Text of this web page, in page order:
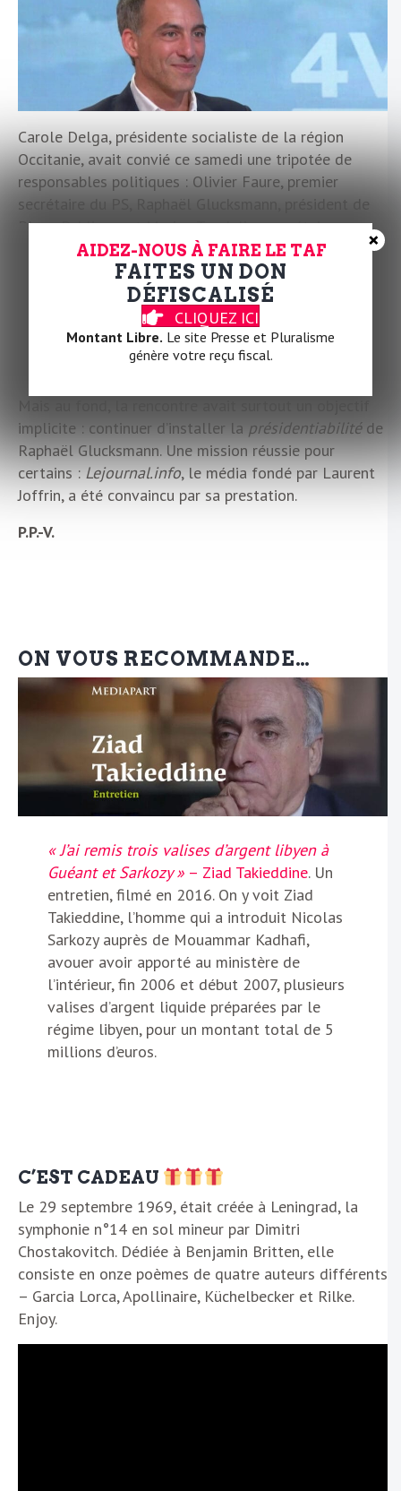
Carole Delga, présidente socialiste de la région
Occitanie, avait convié ce samedi une tripotée de
responsables politiques : Olivier Faure, premier
secrétaire du PS, Raphaël Glucksmann, président de
Place Publique, et Marine Tondelier, secrétaire
nationale des Écologistes. Une partie de la gauche
(sans LFI donc, mais aussi sans le PCF, l’Après,
Génération⋅s, Debout !…) s’est donc retrouvée… mais
pas vraiment réunie. Car si Glucksmann et Delga
persistent à voir en Jean-Luc Mélenchon un obstacle
électoral, Tondelier, elle, rappelle qu’à l’heure où
implicite : continuer d’installer la présidentiabilitéde
Raphaël Glucksmann. Une mission réussie pour
certains : Lejournal.info, le média fondé par Laurent
Joffrin, a été convaincu par sa prestation.
P.P.-V.
ON VOUS RECOMMANDE…
« J’ai remis trois valises d’argent libyen à
Guéant et Sarkozy » – Ziad Takieddine. Un
entretien, filmé en 2016. On y voit Ziad
Takieddine, l’homme qui a introduit Nicolas
Sarkozy auprès de Mouammar Kadhafi,
avouer avoir apporté au ministère de
l’intérieur, fin 2006 et début 2007, plusieurs
valises d’argent liquide préparées par le
régime libyen, pour un montant total de 5
millions d’euros.
C’EST CADEAU
Le 29 septembre 1969, était créée à Leningrad, la
symphonie n°14 en sol mineur par Dimitri
Chostakovitch. Dédiée à Benjamin Britten, elle
consiste en onze poèmes de quatre auteurs différents
– Garcia Lorca, Apollinaire, Küchelbecker et Rilke.
Enjoy.
AIDEZ-NOUS À FAIRE LE TAF
FAITES UN DON
DÉFISCALISÉ
CLIQUEZ ICI
Montant Libre. Le site Presse et Pluralisme
génère votre reçu fiscal.
×